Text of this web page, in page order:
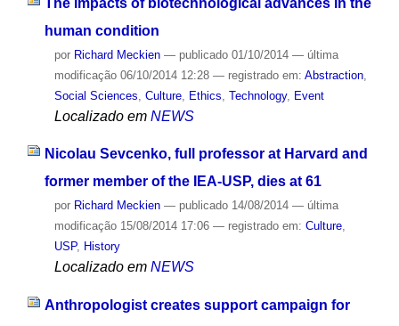
human condition
por Richard Meckien — publicado01/10/2014 — última
modificação06/10/2014 12:28 — registrado em: Abstraction,
Social Sciences Culture, Ethics Technology, Event
Localizado em NEWS
Nicolau Sevcenko, full professor at Harvard and
former member of the IEA-USP, dies at 61
por Richard Meckien — publicado14/08/2014 — última
modificação15/08/2014 17:06 — registrado em: Culture,
USP, History
Localizado em NEWS
Anthropologist creates support campaign for